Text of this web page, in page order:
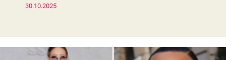
30.10.2025